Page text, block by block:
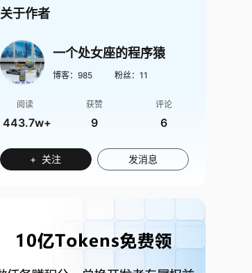
关于作者
一个处女座的程序猿
博客： 985 粉丝： 11
阅读
443.7w+
获赞
9
评论
6
+ 关注 发消息